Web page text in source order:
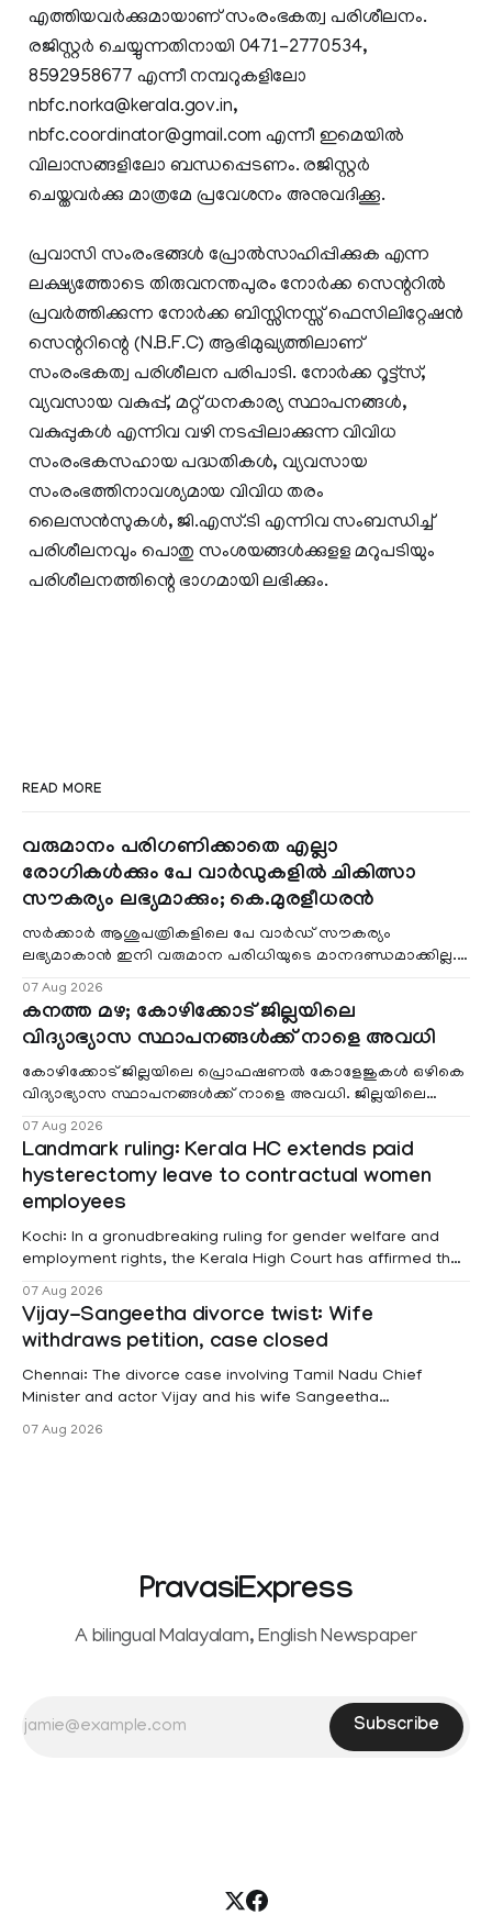
എത്തിയവര്‍ക്കുമായാണ് സംരംഭകത്വ പരിശീലനം.
രജിസ്റ്റര്‍ ചെയ്യുന്നതിനായി 0471-2770534,
8592958677 എന്നീ നമ്പറുകളിലോ
nbfc.norka@kerala.gov.in,
nbfc.coordinator@gmail.com എന്നീ ഇമെയിൽ
വിലാസങ്ങളിലോ ബന്ധപ്പെടണം. രജിസ്റ്റർ
ചെയ്തവർക്കു മാത്രമേ പ്രവേശനം അനുവദിക്കൂ.
പ്രവാസി സംരംഭങ്ങള്‍ പ്രോല്‍സാഹിപ്പിക്കുക എന്ന
ലക്ഷ്യത്തോടെ തിരുവനന്തപുരം നോര്‍ക്ക സെന്ററില്‍
പ്രവര്‍ത്തിക്കുന്ന നോര്‍ക്ക ബിസ്സിനസ്സ് ഫെസിലിറ്റേഷന്‍
സെന്ററിന്റെ (N.B.F.C) ആഭിമുഖ്യത്തിലാണ്
സംരംഭകത്വ പരിശീലന പരിപാടി. നോര്‍ക്ക റൂട്ട്‌സ്,
വ്യവസായ വകുപ്പ്, മറ്റ് ധനകാര്യ സ്ഥാപനങ്ങള്‍,
വകുപ്പുകള്‍ എന്നിവ വഴി നടപ്പിലാക്കുന്ന വിവിധ
സംരംഭകസഹായ പദ്ധതികള്‍, വ്യവസായ
സംരംഭത്തിനാവശ്യമായ വിവിധ തരം
ലൈസന്‍സുകള്‍, ജി.എസ്.ടി എന്നിവ സംബന്ധിച്ച്
പരിശീലനവും പൊതു സംശയങ്ങള്‍ക്കുളള മറുപടിയും
പരിശീലനത്തിന്റെ ഭാഗമായി ലഭിക്കും.
READ MORE
വരുമാനം പരിഗണിക്കാതെ എല്ലാ
രോഗികൾക്കും പേ വാർഡുകളിൽ ചികിത്സാ
സൗകര്യം ലഭ്യമാക്കും; കെ.മുരളീധരൻ
സർക്കാർ ആശുപത്രികളിലെ പേ വാർഡ് സൗകര്യം
ലഭ്യമാകാൻ ഇനി വരുമാന പരിധിയുടെ മാനദണ്ഡമാക്കില്ല.
07 Aug 2026
കനത്ത മഴ; കോഴിക്കോട് ജില്ലയിലെ
വിദ്യാഭ്യാസ സ്ഥാപനങ്ങൾക്ക് നാളെ അവധി
കോഴിക്കോട് ജില്ലയിലെ പ്രൊഫഷണൽ കോളേജുകൾ ഒഴികെ
വിദ്യാഭ്യാസ സ്ഥാപനങ്ങൾക്ക് നാളെ അവധി. ജില്ലയിലെ
07 Aug 2026
Landmark ruling: Kerala HC extends paid
hysterectomy leave to contractual women
employees
Kochi: In a gronudbreaking ruling for gender welfare and
employment rights, the Kerala High Court has affirmed that
projects are eligible for paid medical leave following
hysterectomy surgery under the Kerala Service Rules
(KSR). The court noted that since essential benefits like
maternity
07 Aug 2026
Vijay-Sangeetha divorce twist: Wife
withdraws petition, case closed
Chennai: The divorce case involving Tamil Nadu Chief
Minister and actor Vijay and his wife Sangeetha
Sowrnalingam has taken a new turn after Sangeetha
07 Aug 2026
PravasiExpress
A bilingual Malayalam, English Newspaper
Subscribe